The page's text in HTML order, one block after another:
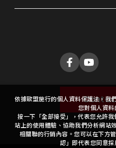
依據歐盟施行的個人資料保護法，我
您對個人資料
按一下「全部接受」，代表您允許
站上的使用體驗、協助我們分析網站
相關聯的行銷內容。您可以在下方
認」即代表您同意採